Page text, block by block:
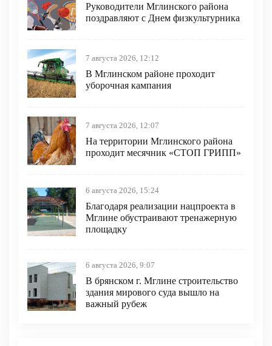
Руководители Мглинского района
поздравляют с Днем физкультурника
7 августа 2026, 12:12
В Мглинском районе проходит
уборочная кампания
7 августа 2026, 12:07
На территории Мглинского района
проходит месячник «СТОП ГРИПП»
6 августа 2026, 15:24
Благодаря реализации нацпроекта в
Мглине обустраивают тренажерную
площадку
6 августа 2026, 9:07
В брянском г. Мглине строительство
здания мирового суда вышло на
важный рубеж